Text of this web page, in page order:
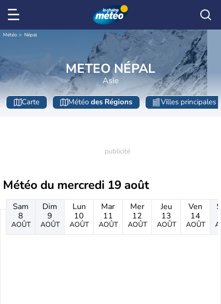
Météo Népal
METEO NÉPAL
Asie
Carte Météo des Régions Villes principales
Météo du mercredi 19 août
Sam
8
AOÛT
Dim
9
AOÛT
Lun
10
AOÛT
Mar
11
AOÛT
Mer
12
AOÛT
Jeu
13
AOÛT
Ven
14
AOÛT